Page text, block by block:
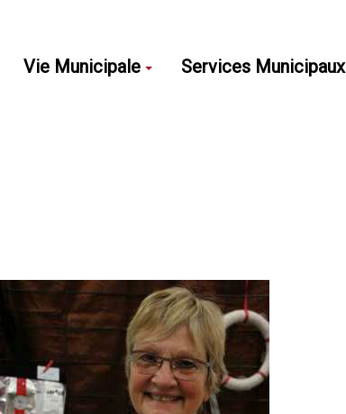
Vie Municipale Services Municipaux